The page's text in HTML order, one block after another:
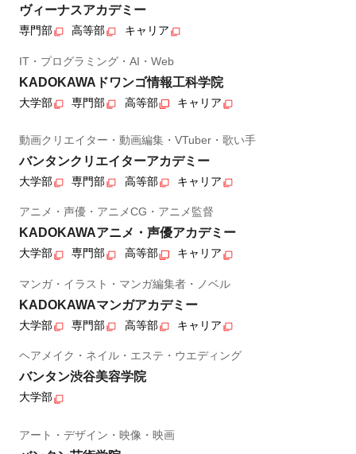
ヴィーナスアカデミー
専門部 高等部 キャリア
IT・プログラミング・AI・Web
KADOKAWAドワンゴ情報工科学院
大学部 専門部 高等部 キャリア
動画クリエイター・動画編集・VTuber・歌い手
バンタンクリエイターアカデミー
大学部 専門部 高等部 キャリア
アニメ・声優・アニメCG・アニメ監督
KADOKAWAアニメ・声優アカデミー
大学部 専門部 高等部 キャリア
マンガ・イラスト・マンガ編集者・ノベル
KADOKAWAマンガアカデミー
大学部 専門部 高等部 キャリア
ヘアメイク・ネイル・エステ・ウエディング
バンタン渋谷美容学院
大学部
アート・デザイン・映像・映画